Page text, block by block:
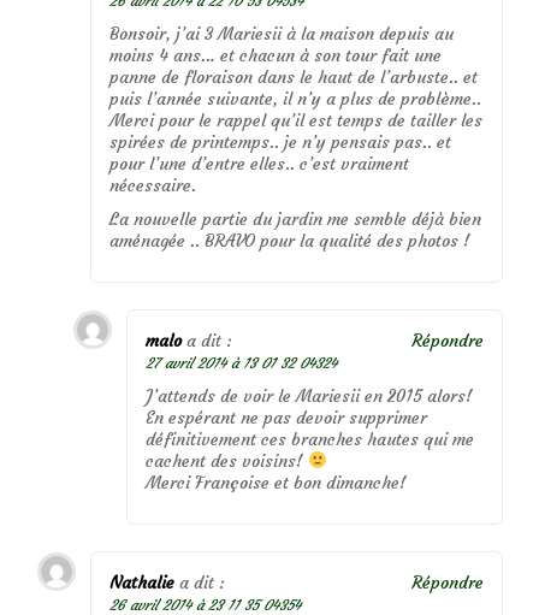
Bonsoir, j’ai 3 Mariesii à la maison depuis au
moins 4 ans… et chacun à son tour fait une
panne de floraison dans le haut de l’arbuste.. et
puis l’année suivante, il n’y a plus de problème..
Merci pour le rappel qu’il est temps de tailler les
spirées de printemps.. je n’y pensais pas.. et
pour l’une d’entre elles.. c’est vraiment
nécessaire.
La nouvelle partie du jardin me semble déjà bien
aménagée .. BRAVO pour la qualité des photos !
malo a dit :
27 avril 2014 à 13 01 32 04324
J’attends de voir le Mariesii en 2015 alors!
En espérant ne pas devoir supprimer
définitivement ces branches hautes qui me
cachent des voisins!
Merci Françoise et bon dimanche!
Répondre
Nathalie a dit :
26 avril 2014 à 23 11 35 04354
Répondre